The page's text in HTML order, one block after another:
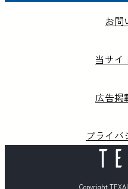
お問
当サイ
広告掲
プライバ
Copyright